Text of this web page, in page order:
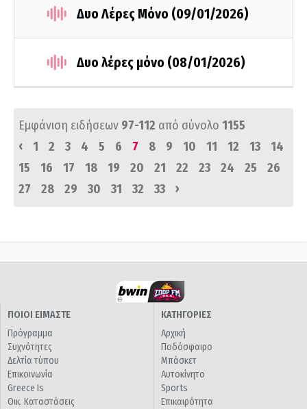
Δυο Λέρες Μόνο (09/01/2026)
Δυο λέρες μόνο (08/01/2026)
Εμφάνιση ειδήσεων 97-112 από σύνολο 1155
‹
1 2 3 4 5 6 7 8 9 10 11 12 13
14
15
16 17 18 19 20 21 22 23 24 25
26
27
28 29 30 31 32 33 ›
ΠΟΙΟΙ ΕΙΜΑΣΤΕ
Πρόγραμμα
Συχνότητες
Δελτία τύπου
Επικοινωνία
Greece Is
Οικ. Καταστάσεις
ΚΑΤΗΓΟΡΙΕΣ
Αρχική
Ποδόσφαιρο
Μπάσκετ
Αυτοκίνητο
Sports
Επικαιρότητα